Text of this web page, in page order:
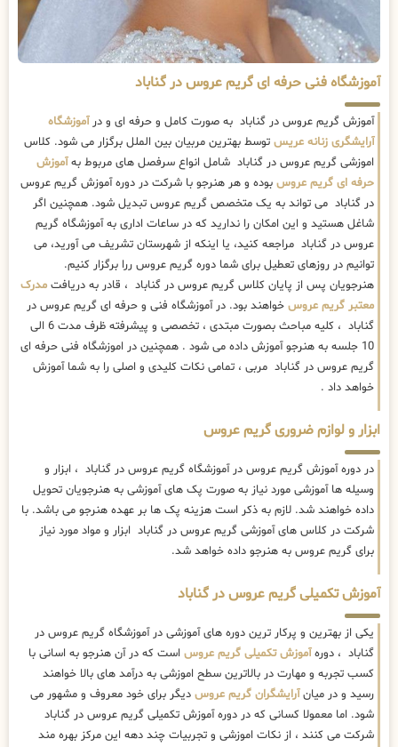
آموزشگاه فنی حرفه ای گریم عروس در گناباد
آموزش گریم عروس در گناباد به صورت کامل و حرفه ای و درآموزشگاه
آرایشگری زنانه عریس توسط بهترین مربیان بین الملل برگزار می شود. کلاس
اموزشی گریم عروس در گناباد شامل انواع سرفصل های مربوط بهآموزش
حرفه ای گریم عروس بوده و هر هنرجو با شرکت در دوره آموزش گریم عروس
در گناباد می تواند به یک متخصص گریم عروس تبدیل شود. همچنین اگر
شاغل هستید و این امکان را ندارید که در ساعات اداری به آموزشگاه گریم
عروس در گناباد مراجعه کنید، یا اینکه از شهرستان تشریف می آورید، می
توانیم در روزهای تعطیل برای شما دوره گریم عروس ررا برگزار کنیم.
هنرجویان پس از پایان کلاس گریم عروس در گناباد ، قادر به دریافت مدرک
معتبر گریم عروس خواهند بود. در آموزشگاه فنی و حرفه ای گریم عروس در
گناباد ، کلیه مباحث بصورت مبتدی ، تخصصی و پیشرفته ظرف مدت 6 الی
10 جلسه به هنرجو آموزش داده می شود . همچنین در اموزشگاه فنی حرفه ای
گریم عروس در گناباد مربی ، تمامی نکات کلیدی و اصلی را به شما آموزش
خواهد داد .
ابزار و لوازم ضروری گریم عروس
در دوره آموزش گریم عروس در آموزشگاه گریم عروس در گناباد ، ابزار و
وسیله ها آموزشی مورد نیاز به صورت پک های آموزشی به هنرجویان تحویل
داده خواهند شد. لازم به ذکر است هزینه پک ها بر عهده هنرجو می باشد. با
شرکت در کلاس های آموزشی گریم عروس در گناباد ابزار و مواد مورد نیاز
برای گریم عروس به هنرجو داده خواهد شد.
آموزش تکمیلی گریم عروس در گناباد
یکی از بهترین و پرکار ترین دوره های آموزشی در آموزشگاه گریم عروس در
گناباد ، دورهآموزش تکمیلی گریم عروس است که در آن هنرجو به اسانی با
کسب تجربه و مهارت در بالاترین سطح اموزشی به درآمد های بالا خواهند
رسید و در میانآرایشگران گریم عروس دیگر برای خود معروف و مشهور می
شود. اما معمولا کسانی که در دوره آموزش تکمیلی گریم عروس در گناباد
شرکت می کنند ، از نکات اموزشی و تجربیات چند دهه این مرکز بهره مند